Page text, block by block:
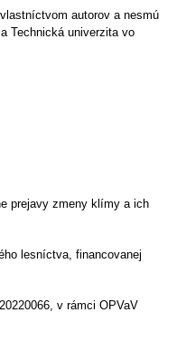
autorov a nesmú
Technická univerzita vo
prejavy zmeny klímy a ich
lesníctva, financovanej
v rámci OPVaV